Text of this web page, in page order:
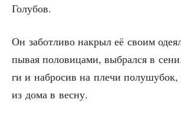
Голубов.
Он забот­ли­во накрыл её сво­им
пы­вая поло­ви­ца­ми, выбрал­ся в
ги и набро­сив на пле­чи
из дома в весну.